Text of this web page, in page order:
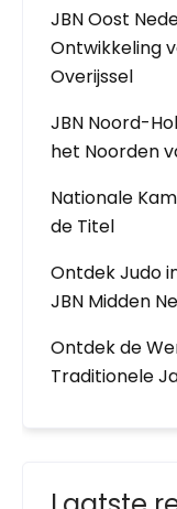
JBN Oost
Ontwikkeling
Overijssel
JBN Noord-
het Noorden
Nationale
de Titel
Ontdek Judo
JBN Midden
Ontdek de
Traditionele